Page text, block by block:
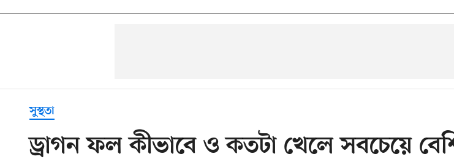
সুস্থতা
ড্রাগন ফল কীভাবে ও কতটা খেলে সবচেয়ে